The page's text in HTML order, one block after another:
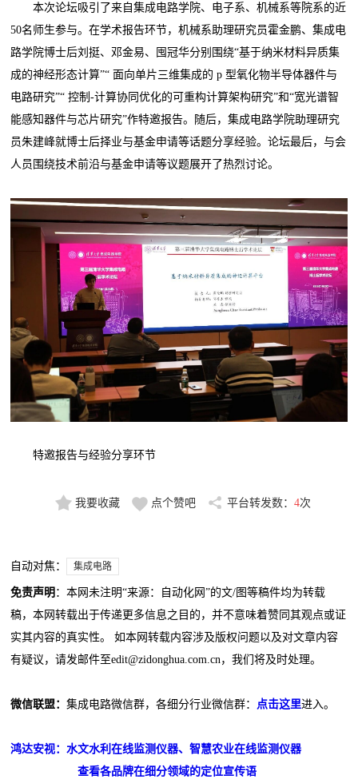
本次论坛吸引了来自集成电路学院、电子系、机械系等院系的近
50名师生参与。在学术报告环节，机械系助理研究员霍金鹏、集成电
路学院博士后刘挺、邓金易、囤冠华分别围绕“基于纳米材料异质集
成的神经形态计算”“ 面向单片三维集成的 p 型氧化物半导体器件与
电路研究”“ 控制-计算协同优化的可重构计算架构研究”和“宽光谱智
能感知器件与芯片研究”作特邀报告。随后，集成电路学院助理研究
员朱建峰就博士后择业与基金申请等话题分享经验。论坛最后，与会
人员围绕技术前沿与基金申请等议题展开了热烈讨论。
特邀报告与经验分享环节
我要收藏 点个赞吧 平台转发数： 4次
自动对焦： 集成电路
免责声明 ：本网未注明“来源：自动化网”的文/图等稿件均为转载
稿，本网转载出于传递更多信息之目的，并不意味着赞同其观点或证
实其内容的真实性。 如本网转载内容涉及版权问题以及对文章内容
有疑议，请发邮件至edit@zidonghua.com.cn，我们将及时处理。
微信联盟：集成电路微信群，各细分行业微信群： 点击这里进入。
鸿达安视：水文水利在线监测仪器、智慧农业在线监测仪器
查看各品牌在细分领域的定位宣传语